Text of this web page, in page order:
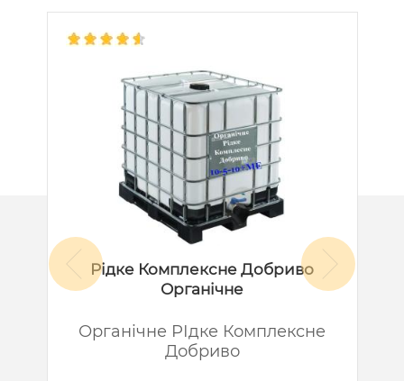
Рідке Комплексне Добриво
Органічне
Органічне РІдке Комплексне
Добриво